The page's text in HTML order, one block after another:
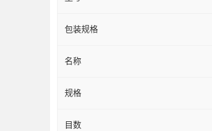
包装规格
名称
规格
目数